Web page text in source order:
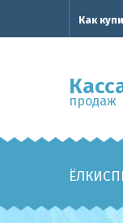
Как
продаж
ЁЛКИ